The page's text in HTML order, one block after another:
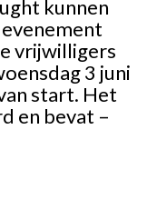
kunnen
vrijwilligers
3 juni
start. Het
en bevat –